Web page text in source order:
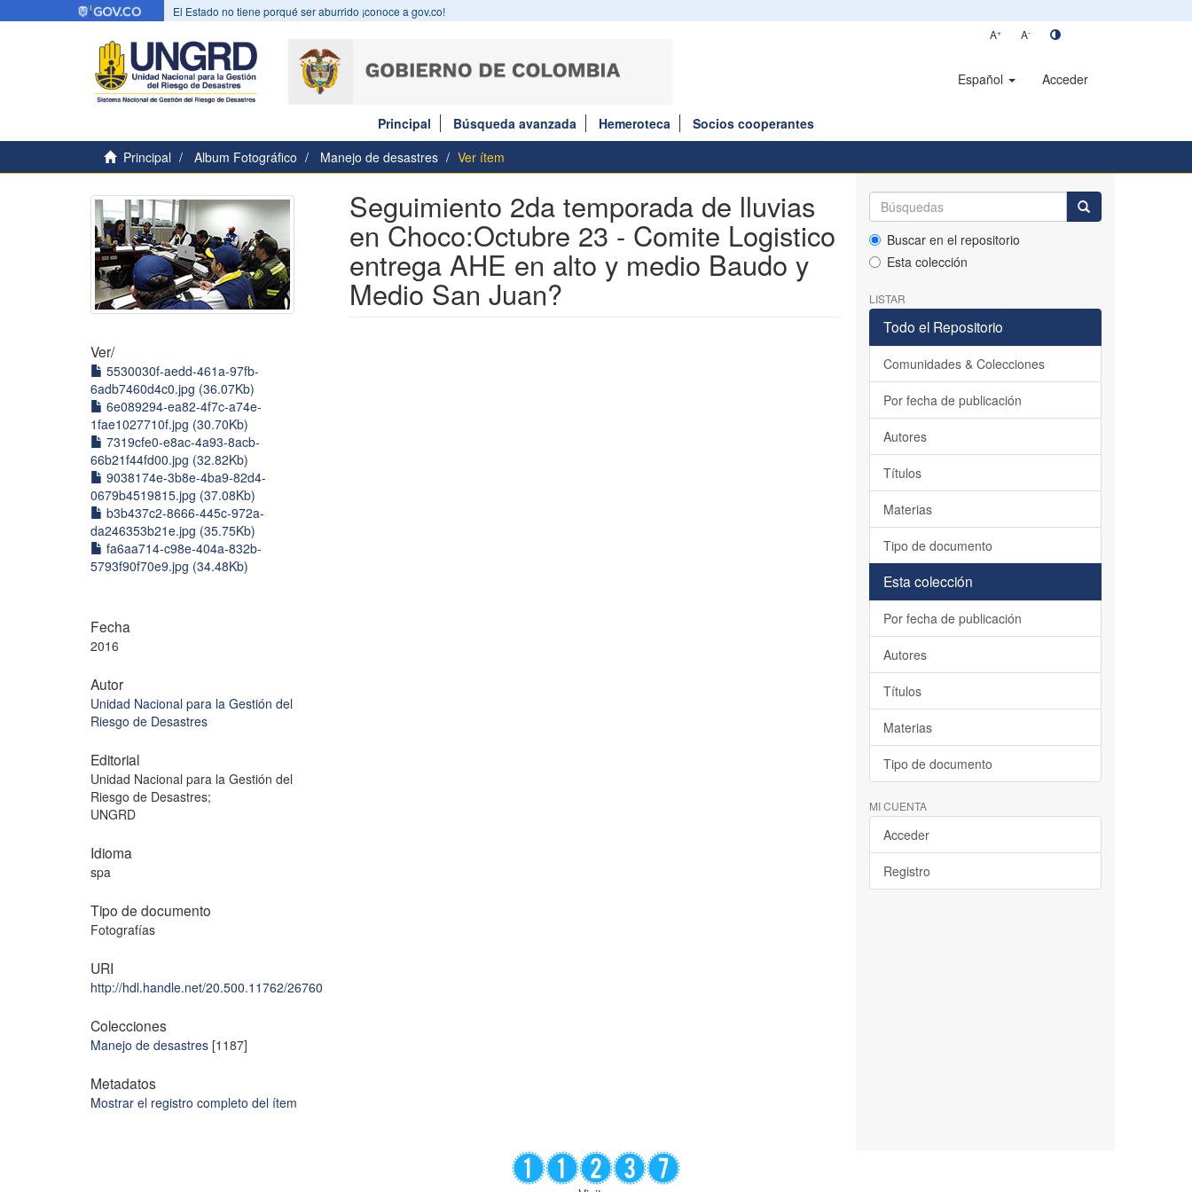
El Estado no tiene porqué ser aburrido ¡conoce a gov.co!
A+ A-
Español Acceder
Principal Búsqueda avanzada Hemeroteca
Socios cooperantes
Principal
Album Fotográfico Manejo de desastres Ver ítem
Ver/
5530030f-aedd-461a-97fb-
6adb7460d4c0.jpg (36.07Kb)
6e089294-ea82-4f7c-a74e-
1fae1027710f.jpg (30.70Kb)
7319cfe0-e8ac-4a93-8acb-
66b21f44fd00.jpg (32.82Kb)
9038174e-3b8e-4ba9-82d4-
0679b4519815.jpg (37.08Kb)
b3b437c2-8666-445c-972a-
da246353b21e.jpg (35.75Kb)
fa6aa714-c98e-404a-832b-
5793f90f70e9.jpg (34.48Kb)
Fecha
2016
Autor
Unidad Nacional para la Gestión del
Riesgo de Desastres
Editorial
Unidad Nacional para la Gestión del
Riesgo de Desastres;
UNGRD
Idioma
spa
Tipo de documento
Fotografías
URI
http://hdl.handle.net/20.500.11762/26760
Colecciones
Manejo de desastres [1187]
Metadatos
Mostrar el registro completo del ítem
Seguimiento 2da temporada de lluvias
en Choco:Octubre 23 - Comite Logistico
entrega AHE en alto y medio Baudo y
Medio San Juan?
Buscar en el repositorio
Esta colección
LISTAR
Todo el Repositorio
Comunidades & Colecciones
Por fecha de publicación
Autores
Títulos
Materias
Tipo de documento
Esta colección
Por fecha de publicación
Autores
Títulos
Materias
Tipo de documento
MI CUENTA
Acceder
Registro